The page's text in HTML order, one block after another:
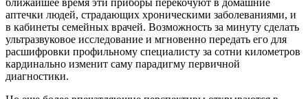
ближайшее время эти приборы перекочуют в домашние
аптечки людей, страдающих хроническими заболеваниями, и
в кабинеты семейных врачей. Возможность за минуту сделать
ультразвуковое исследование и мгновенно передать его для
расшифровки профильному специалисту за сотни километров
кардинально изменит саму парадигму первичной
диагностики.